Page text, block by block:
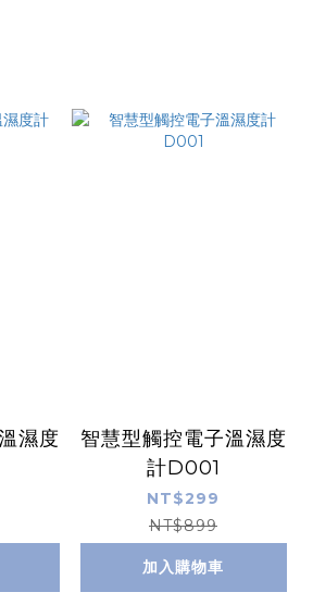
濕度
智慧型觸控電子溫濕度
計D001
NT$299
NT$899
加入購物車